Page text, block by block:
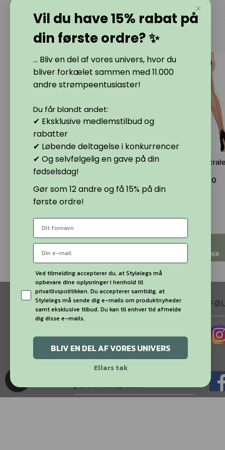
varesiden
varesiden
RELATEREDE VARER
TOTAL-SLIM
strømpebukser i 3
69,00kr.
Dette
vare
har
Mulighederne
kan
vælges
varesiden
DELIGHT neutrale
hofteholder 20
DEN.
89,00kr.
MULIGHEDER
Mulighederne
vælges
varesiden
55,00kr.
MULIGHEDER
MINE SIDER
Få svar på dine spørgsmål
Handelsbetingelser og
Vil du have 15% rabat på
din første ordre? ✨
... Bliv en del af vores univers, hvor du
bliver forkælet sammen med 11.000
andre strømpeentusiaster!
Du får blandt andet:
✔ Eksklusive medlemstilbud og
rabatter
✔ Løbende deltagelse i konkurrencer
✔ Og selvfølgelig en gave på din
fødselsdag!
Gør som 12 andre og få 15% på din
første ordre!
Ved tilmelding accepterer du, at Stylelegs må
opbevare dine oplysninger i henhold til
privatlivspolitikken. Du accepterer samtidig, at
Stylelegs må sende dig e-mails om produktnyheder
samt eksklusive tilbud. Du kan til enhver tid afmelde
dig disse e-mails.
BLIV EN DEL AF VORES UNIVERS
Ellers tak